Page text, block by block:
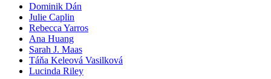
Dominik Dán
Julie Caplin
Rebecca Yarros
Ana Huang
Sarah J. Maas
Táňa Keleová Vasilková
Lucinda Riley